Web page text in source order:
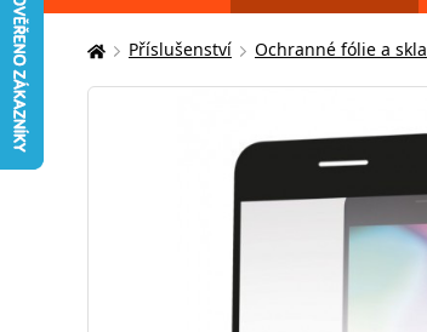
Zde
se
Příslušenství Ochranné fólie a skla